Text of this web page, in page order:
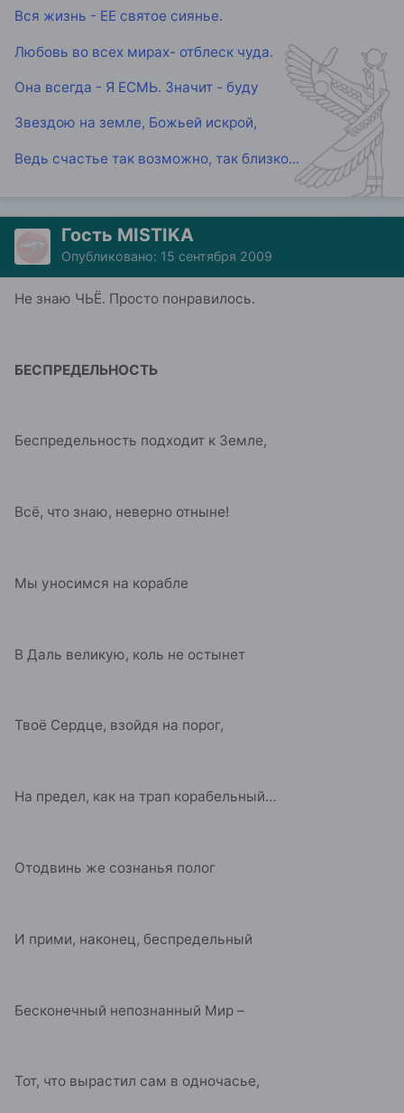
Вся жизнь - ЕЕ святое сиянье.
Любовь во всех мирах- отблеск чуда.
Она всегда - Я ЕСМЬ. Значит - буду
Звездою на земле, Божьей искрой,
Ведь счастье так возможно, так близко...
Гость MISTIKA
Опубликовано: 15 сентября 2009
Не знаю ЧЬЁ. Просто понравилось.
БЕСПРЕДЕЛЬНОСТЬ
Беспредельность подходит к Земле,
Всё, что знаю, неверно отныне!
Мы уносимся на корабле
В Даль великую, коль не остынет
Твоё Сердце, взойдя на порог,
На предел, как на трап корабельный…
Отодвинь же сознанья полог
И прими, наконец, беспредельный
Бесконечный непознанный Мир –
Тот, что вырастил сам в одночасье,